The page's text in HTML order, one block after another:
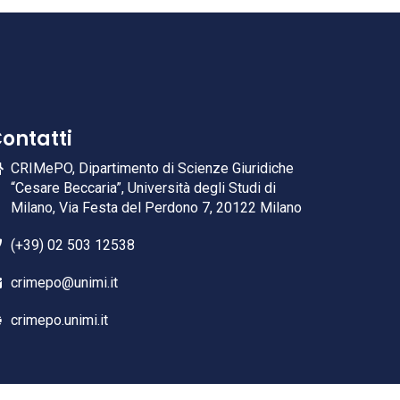
CRIMePO, Dipartimento di Scienze Giuridiche
“Cesare Beccaria”, Università degli Studi di
Milano, Via Festa del Perdono 7, 20122 Milano
(+39) 02 503 12538
crimepo@unimi.it
crimepo.unimi.it